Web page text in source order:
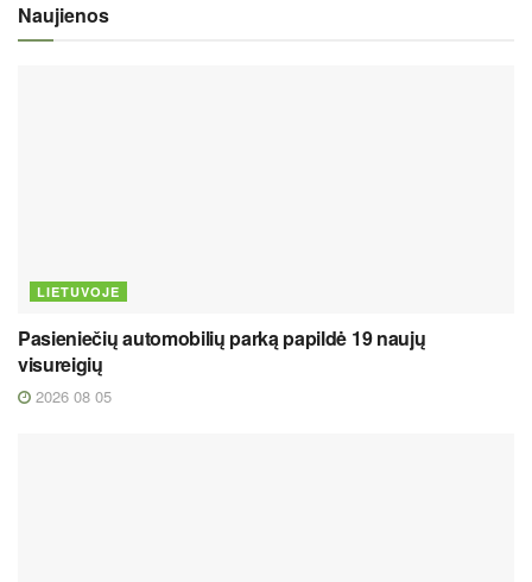
Naujienos
LIETUVOJE
Pasieniečių automobilių parką papildė 19 naujų
visureigių
2026 08 05